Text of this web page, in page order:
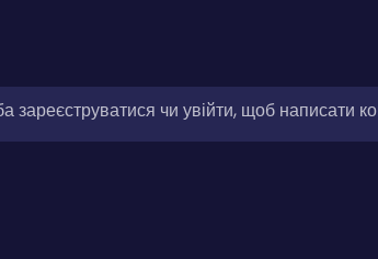
зареєструватися чи увійти, щоб написати